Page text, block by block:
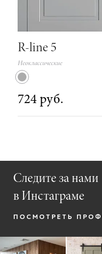
R-line 5
Неоклассические
724 руб.
Следите за нами
в Инстаграме
ПОСМОТРЕТЬ